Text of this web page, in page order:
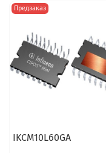
Предзаказ
IKCM10L60GA